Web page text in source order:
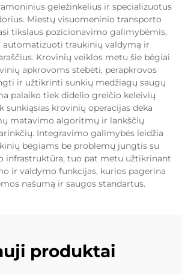
geležinkelius ir specializuotus
Miestų visuomeninio transporto
tikslaus pozicionavimo galimybėmis,
automatizuoti traukinių valdymą ir
Krovinių veiklos metu šie bėgiai
apkrovoms stebėti, perapkrovos
ir užtikrinti sunkių medžiagų saugų
palaiko tiek didelio greičio keleivių
sunkiąsias krovinių operacijas dėka
matavimo algoritmų ir lankščių
Integravimo galimybės leidžia
bėgiams be problemų jungtis su
infrastruktūra, tuo pat metu užtikrinant
ir valdymo funkcijas, kurios pagerina
našumą ir saugos standartus.
produktai